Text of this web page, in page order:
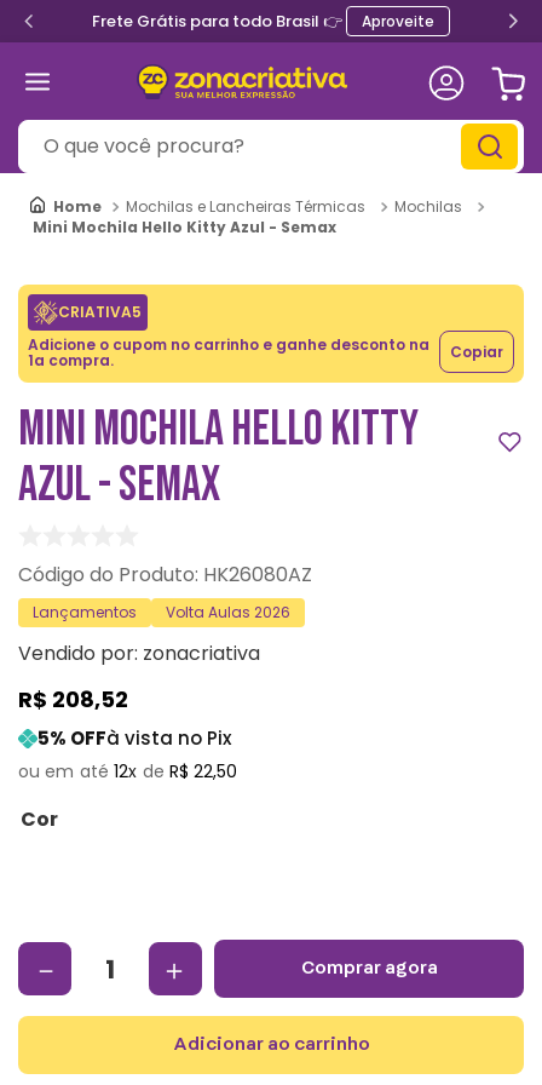
Frete Grátis para todo Brasil 👉 Aproveite
O que você procura?
Mochilas e Lancheiras Térmicas
Mochilas
Mini Mochila Hello Kitty Azul - Semax
CRIATIVA5
Adicione o cupom no carrinho e ganhe desconto na
1a compra. Copiar
MINI MOCHILA HELLO KITTY
AZUL - SEMAX
: HK26080AZ
Lançamentos Volta Aulas 2026
Vendido por: zonacriativa
R$ 208,52
5% OFFà vista no Pix
12 R$ 22,50
Cor
＋
－ comprar agora
adicionar ao carrinho